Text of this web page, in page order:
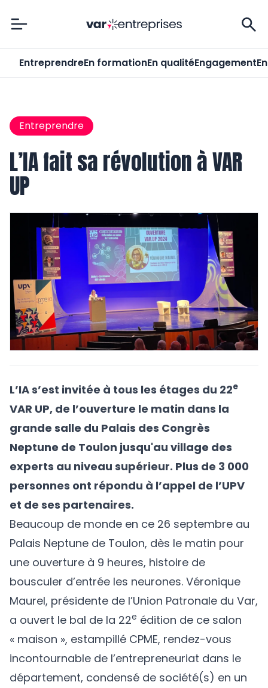
Var-Entreprises
EntreprendreEn formationEn qualitéEngagement
Entreprendre
L’IA fait sa révolution à VAR
UP
L’IA s’est invitée à tous les étages du 22e
VAR UP, de l’ouverture le matin dans la
grande salle du Palais des Congrès
Neptune de Toulon jusqu'au village des
experts au niveau supérieur. Plus de 3 000
personnes ont répondu à l’appel de l’UPV
et de ses partenaires.
Beaucoup de monde en ce 26 septembre au
Palais Neptune de Toulon, dès le matin pour
une ouverture à 9 heures, histoire de
bousculer d’entrée les neurones. Véronique
Maurel, présidente de l’Union Patronale du Var,
a ouvert le bal de la 22e édition de ce salon
« maison », estampillé CPME, rendez-vous
incontournable de l’entrepreneuriat dans le
département, condensé de société(s) en un